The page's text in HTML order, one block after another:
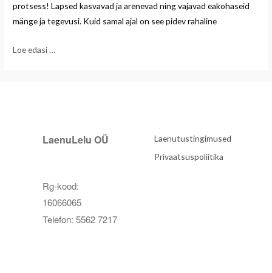
protsess! Lapsed kasvavad ja arenevad ning vajavad eakohaseid
mänge ja tegevusi. Kuid samal ajal on see pidev rahaline
Loe edasi …
LaenuLelu OÜ
Rg-kood:
16066065
Telefon: 5562 7217
Laenutustingimused
Privaatsuspoliitika